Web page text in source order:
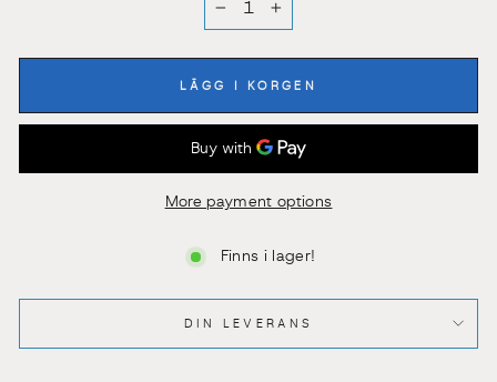
LÄGG I KORGEN
More payment options
Finns i lager!
DIN LEVERANS